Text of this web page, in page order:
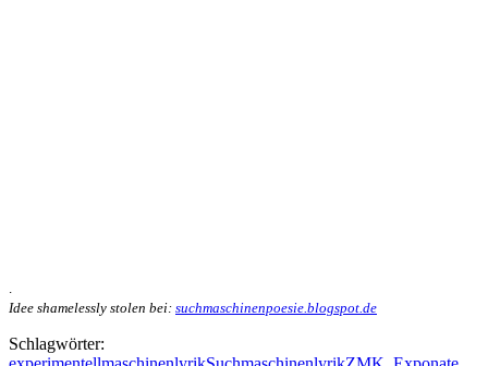
Idee shamelessly stolen bei: suchmaschinenpoesie.blogspot.de
Schlagwörter: